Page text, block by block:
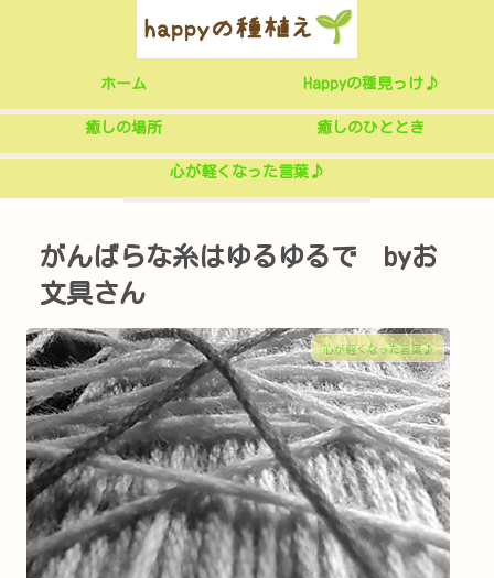
ホーム Happyの種見っけ♪
癒しの場所 癒しのひととき
心が軽くなった言葉♪
がんばらな糸はゆるゆるで byお
文具さん
心が軽くなった言葉♪